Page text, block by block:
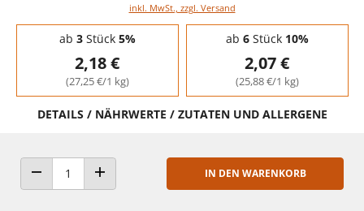
inkl. MwSt., zzgl. Versand
Staffelpreise - Mengenrabatt
ab 3Stück 5%
2,18 €
(27,25 €/1 kg)
ab 6Stück 10%
2,07 €
(25,88 €/1 kg)
DETAILS / NÄHRWERTE / ZUTATEN UND ALLERGENE
ANZAHL VERRINGERNANZAHL ERHÖHEN
IN DEN WARENKORB